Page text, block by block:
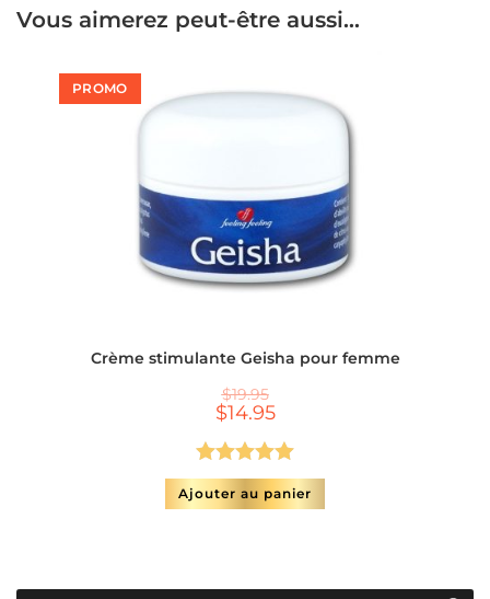
Vous aimerez peut-être aussi…
PROMO
Crème stimulante Geisha pour femme
$19.95
$14.95
Note5.00
sur 5
Ajouter au panier